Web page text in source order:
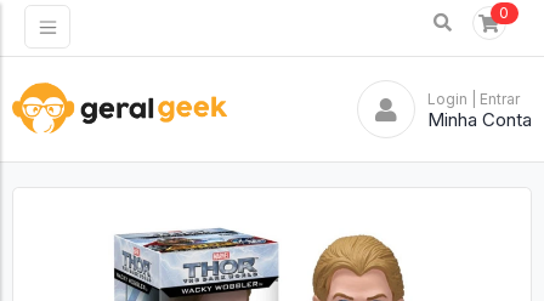
0
Login | Entrar
Minha Conta